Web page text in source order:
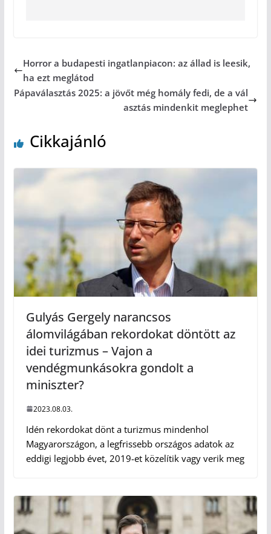
Horror a budapesti ingatlanpiacon: az állad is leesik,
ha ezt meglátod
Pápaválasztás 2025: a jövőt még homály fedi, de a vál
asztás mindenkit meglephet
Cikkajánló
Gulyás Gergely narancsos
álomvilágában rekordokat döntött az
idei turizmus – Vajon a
vendégmunkásokra gondolt a
miniszter?
2023.08.03.
Idén rekordokat dönt a turizmus mindenhol
Magyarországon, a legfrissebb országos adatok az
eddigi legjobb évet, 2019-et közelítik vagy verik meg